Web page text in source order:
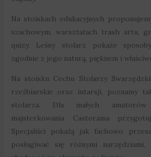
Na stoiskach edukacyjnych
szachowym, warsztatach trash artu,
quizy. Leśny stolarz pokaże
zgodnie z jego naturą, pięknem i
Na stoisku Cechu Stolarzy
rzeźbiarskie oraz intarsji, poznamy
stolarza. Dla małych
majsterkowania Castorama
Specjaliści pokażą jak fachowo
posługiwać się różnymi narzędziami,